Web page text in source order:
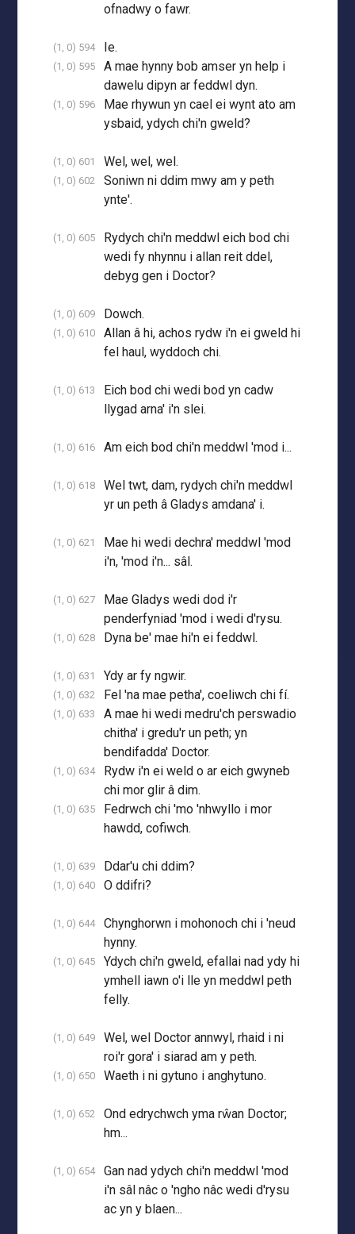
ofnadwy o fawr.
(1, 0) 594 Ie.
(1, 0) 595
A mae hynny bob amser yn help i
dawelu dipyn ar feddwl dyn.
(1, 0) 596
Mae rhywun yn cael ei wynt ato am
ysbaid, ydych chi'n gweld?
(1, 0) 601 Wel, wel, wel.
(1, 0) 602
Soniwn ni ddim mwy am y peth
ynte'.
(1, 0) 605
Rydych chi'n meddwl eich bod chi
wedi fy nhynnu i allan reit ddel,
debyg gen i Doctor?
(1, 0) 609 Dowch.
(1, 0) 610
Allan â hi, achos rydw i'n ei gweld hi
fel haul, wyddoch chi.
(1, 0) 613
Eich bod chi wedi bod yn cadw
llygad arna' i'n slei.
(1, 0) 616 Am eich bod chi'n meddwl 'mod i...
(1, 0) 618
Wel twt, dam, rydych chi'n meddwl
yr un peth â Gladys amdana' i.
(1, 0) 621
Mae hi wedi dechra' meddwl 'mod
i'n, 'mod i'n... sâl.
(1, 0) 627
Mae Gladys wedi dod i'r
penderfyniad 'mod i wedi d'rysu.
(1, 0) 628 Dyna be' mae hi'n ei feddwl.
(1, 0) 631 Ydy ar fy ngwir.
(1, 0) 632 Fel 'na mae petha', coeliwch chi fí.
(1, 0) 633
A mae hi wedi medru'ch perswadio
chitha' i gredu'r un peth; yn
bendifadda' Doctor.
(1, 0) 634
Rydw i'n ei weld o ar eich gwyneb
chi mor glir â dim.
(1, 0) 635
Fedrwch chi 'mo 'nhwyllo i mor
hawdd, cofiwch.
(1, 0) 639 Ddar'u chi ddim?
(1, 0) 640 O ddifri?
(1, 0) 644
Chynghorwn i mohonoch chi i 'neud
hynny.
(1, 0) 645
Ydych chi'n gweld, efallai nad ydy hi
ymhell iawn o'i lle yn meddwl peth
felly.
(1, 0) 649
Wel, wel Doctor annwyl, rhaid i ni
roi'r gora' i siarad am y peth.
(1, 0) 650 Waeth i ni gytuno i anghytuno.
(1, 0) 652
Ond edrychwch yma rŵan Doctor;
hm...
(1, 0) 654
Gan nad ydych chi'n meddwl 'mod
i'n sâl nâc o 'ngho nâc wedi d'rysu
ac yn y blaen...